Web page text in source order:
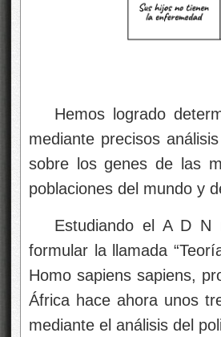
Hemos logrado
mediante precisos
sobre los genes de las
poblaciones del mundo y
Estudiando el A D N
formular la llamada
Homo sapiens sapiens,
África hace ahora unos
mediante el análisis del